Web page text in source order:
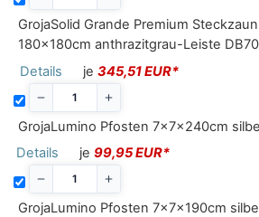
GrojaSolid Grande Premium
180x180cm anthrazitgrau-Leiste
Details
je 345,51 EUR*
GrojaLumino Pfosten 7x7x240cm
Details
je 99,95 EUR*
GrojaLumino Pfosten 7x7x190cm